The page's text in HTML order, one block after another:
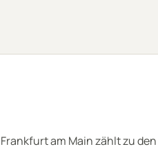
Frankfurt am Main zählt zu